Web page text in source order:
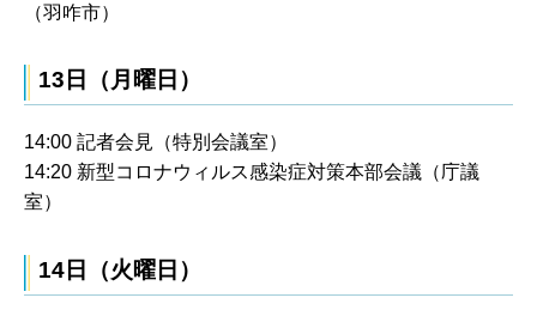
（羽咋市）
13日（月曜日）
14:00 記者会見（特別会議室）
14:20 新型コロナウィルス感染症対策本部会議（庁議
室）
14日（火曜日）